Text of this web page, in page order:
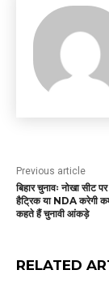
Previous article
बिहार चुनावः नोखा सीट
हैट्रिक या NDA करेगी
कहते हैं चुनावी आंकड़े
RELATED